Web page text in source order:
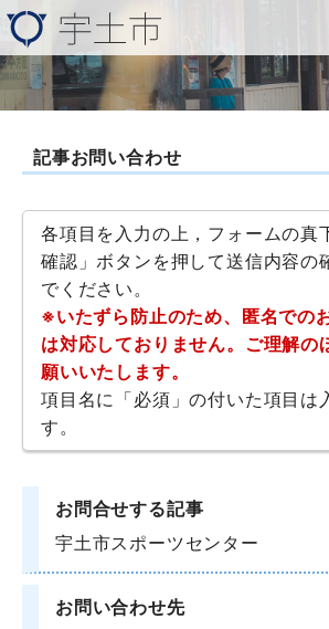
記事お問い合わせ
各項目を入力の上，フォームの真
確認」ボタンを押して送信内容の
でください。
※いたずら防止のため、匿名での
は対応しておりません。ご理解の
願いいたします。
項目名に「必須」の付いた項目は
す。
お問合せする記事
宇土市スポーツセンター
お問い合わせ先